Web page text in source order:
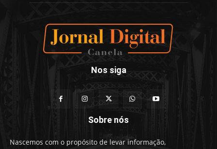
Nos siga
Sobre nós
Nascemos com o propósito de levar informação,